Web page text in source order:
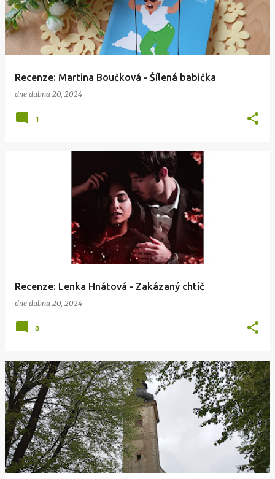
Recenze: Martina Boučková - Šílená babička
dne dubna 20, 2024
1
Recenze: Lenka Hnátová - Zakázaný chtíč
dne dubna 20, 2024
0